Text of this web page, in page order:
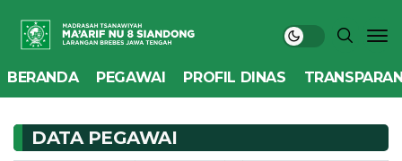
BERANDA PEGAWAI PROFIL DINAS
DATA PEGAWAI